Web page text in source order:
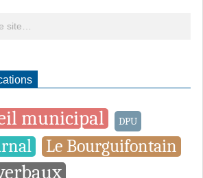
municipal DPU
Le Bourguifontain